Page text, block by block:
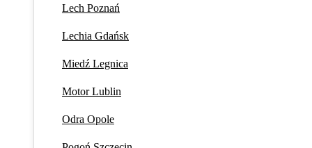
Lech Poznań
Lechia Gdańsk
Miedź Legnica
Motor Lublin
Odra Opole